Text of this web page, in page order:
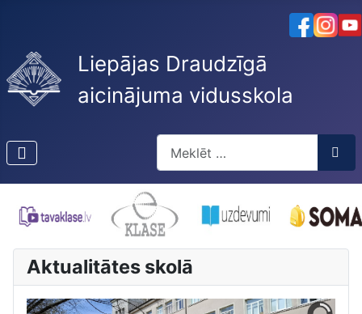
Liepājas Draudzīgā
aicinājuma vidusskola
Type 2 or more characters for
Aktualitātes skolā